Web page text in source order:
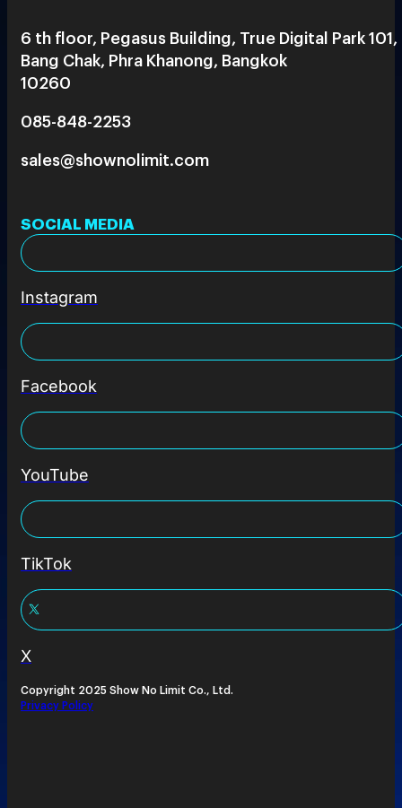
6 th floor, Pegasus Building, True Digital Park 101,
Bang Chak, Phra Khanong, Bangkok
10260
085-848-2253
sales@shownolimit.com
SOCIAL MEDIA
Instagram
Facebook
YouTube
TikTok
X
Copyright 2025 Show No Limit Co., Ltd.
Privacy Policy